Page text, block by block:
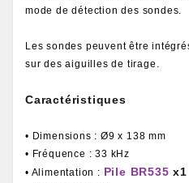
mode de détection des sondes.
Les sondes peuvent être
sur des aiguilles de tirage.
Caractéristiques
• Dimensions : Ø9 x 138 mm
• Fréquence : 33 kHz
• Alimentation : Pile BR535 x1